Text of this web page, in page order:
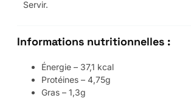
Servir.
Informations nutritionnelles :
Énergie – 37,1 kcal
Protéines – 4,75g
Gras – 1,3g